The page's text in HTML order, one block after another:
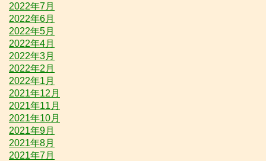
2022年7月
2022年6月
2022年5月
2022年4月
2022年3月
2022年2月
2022年1月
2021年12月
2021年11月
2021年10月
2021年9月
2021年8月
2021年7月